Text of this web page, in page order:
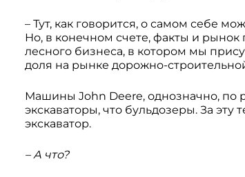
– Тут, как говорится, о самом себе
Но, в конечном счете, факты и рынок
лесного бизнеса, в котором мы
доля на рынке дорожно-
Машины John Deere, однозначно, по
экскаваторы, что бульдозеры. За эту
экскаватор.
– А что?